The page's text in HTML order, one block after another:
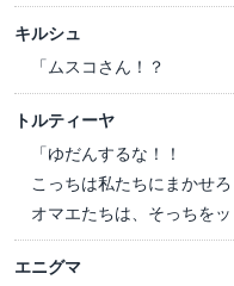
キルシュ
「ムスコさん！？
トルティーヤ
「ゆだんするな！！
こっちは私たちにまかせろ
オマエたちは、そっちをッ
エニグマ